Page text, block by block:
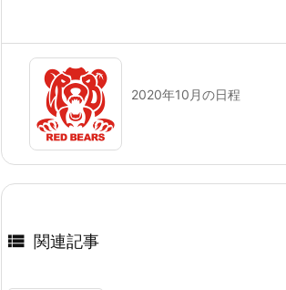
2020年10月の日程
 関連記事